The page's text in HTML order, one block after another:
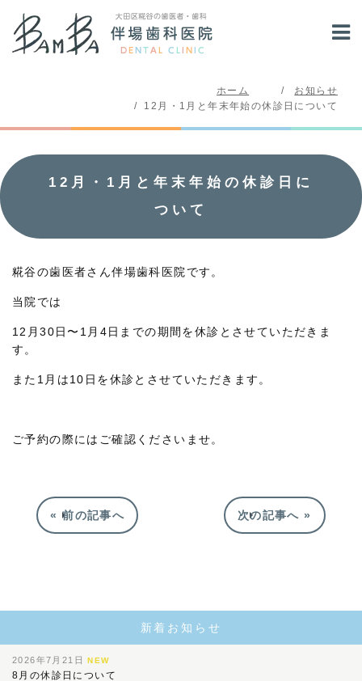
ホーム
お知らせ
12月・1月と年末年始の休診日について
12月・1月と年末年始の休診日に
ついて
糀谷の歯医者さん伴場歯科医院です。
当院では
12月30日〜1月4日までの期間を休診とさせていただきま
す。
また1月は10日を休診とさせていただきます。
ご予約の際にはご確認くださいませ。
« 前の記事へ 次の記事へ »
新着お知らせ
2026年7月21日NEW
8月の休診日について